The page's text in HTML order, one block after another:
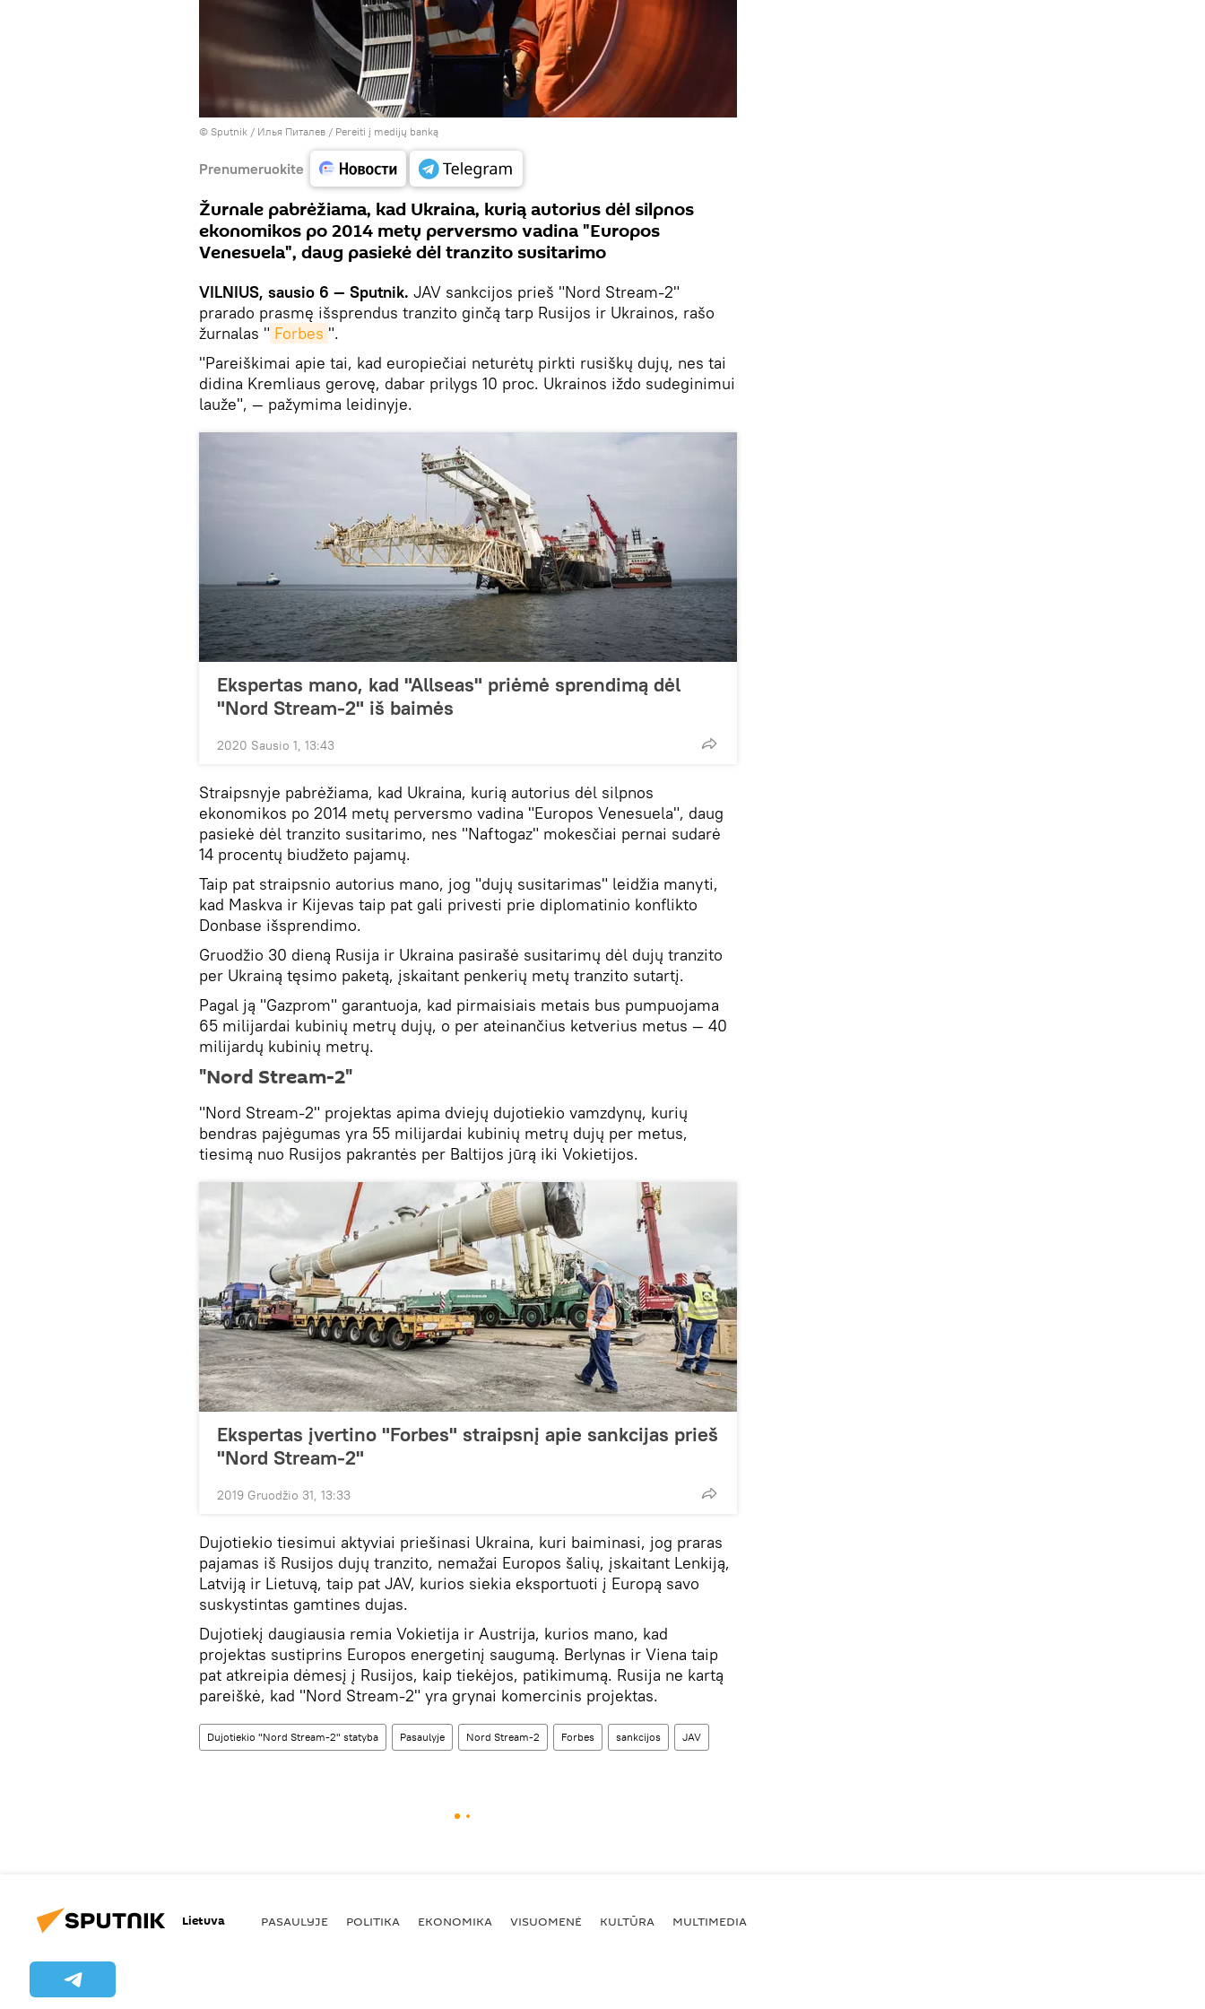
© Sputnik / Илья Питалев / Pereiti į medijų banką
Prenumeruokite
Žurnale pabrėžiama, kad Ukraina, kurią autorius dėl silpnos
ekonomikos po 2014 metų perversmo vadina "Europos
Venesuela", daug pasiekė dėl tranzito susitarimo
VILNIUS, sausio 6 — Sputnik. JAV sankcijos prieš "Nord Stream-2"
prarado prasmę išsprendus tranzito ginčą tarp Rusijos ir Ukrainos, rašo
žurnalas " Forbes ".
"Pareiškimai apie tai, kad europiečiai neturėtų pirkti rusiškų dujų, nes tai
didina Kremliaus gerovę, dabar prilygs 10 proc. Ukrainos iždo sudeginimui
lauže", — pažymima leidinyje.
Ekspertas mano, kad "Allseas" priėmė sprendimą dėl
"Nord Stream-2" iš baimės
2020 Sausio 1, 13:43
Straipsnyje pabrėžiama, kad Ukraina, kurią autorius dėl silpnos
ekonomikos po 2014 metų perversmo vadina "Europos Venesuela", daug
pasiekė dėl tranzito susitarimo, nes "Naftogaz" mokesčiai pernai sudarė
14 procentų biudžeto pajamų.
Taip pat straipsnio autorius mano, jog "dujų susitarimas" leidžia manyti,
kad Maskva ir Kijevas taip pat gali privesti prie diplomatinio konflikto
Donbase išsprendimo.
Gruodžio 30 dieną Rusija ir Ukraina pasirašė susitarimų dėl dujų tranzito
per Ukrainą tęsimo paketą, įskaitant penkerių metų tranzito sutartį.
Pagal ją "Gazprom" garantuoja, kad pirmaisiais metais bus pumpuojama
65 milijardai kubinių metrų dujų, o per ateinančius ketverius metus — 40
milijardų kubinių metrų.
"Nord Stream-2"
"Nord Stream-2" projektas apima dviejų dujotiekio vamzdynų, kurių
bendras pajėgumas yra 55 milijardai kubinių metrų dujų per metus,
tiesimą nuo Rusijos pakrantės per Baltijos jūrą iki Vokietijos.
Ekspertas įvertino "Forbes" straipsnį apie sankcijas prieš
"Nord Stream-2"
2019 Gruodžio 31, 13:33
Dujotiekio tiesimui aktyviai priešinasi Ukraina, kuri baiminasi, jog praras
pajamas iš Rusijos dujų tranzito, nemažai Europos šalių, įskaitant Lenkiją,
Latviją ir Lietuvą, taip pat JAV, kurios siekia eksportuoti į Europą savo
suskystintas gamtines dujas.
Dujotiekį daugiausia remia Vokietija ir Austrija, kurios mano, kad
projektas sustiprins Europos energetinį saugumą. Berlynas ir Viena taip
pat atkreipia dėmesį į Rusijos, kaip tiekėjos, patikimumą. Rusija ne kartą
pareiškė, kad "Nord Stream-2" yra grynai komercinis projektas.
Dujotiekio "Nord Stream-2" statyba Pasaulyje Nord Stream-2 Forbes sankcijos JAV
Lietuva PASAULYJE POLITIKA EKONOMIKA VISUOMENĖ KULTŪRA MULTIMEDIA